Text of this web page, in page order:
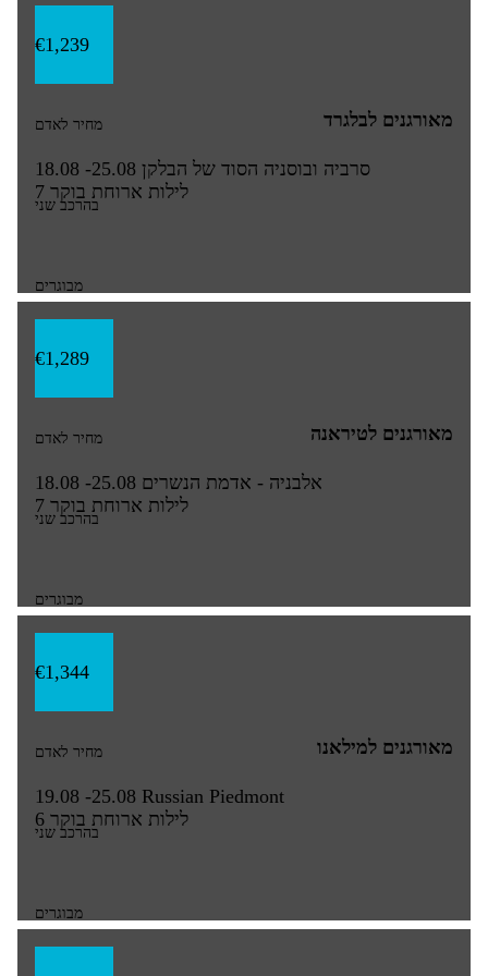
€1,239
מחיר לאדם
בהרכב שני
מבוגרים
מאורגנים לבלגרד
18.08 -25.08 סרביה ובוסניה הסוד של הבלקן
7 לילות ארוחת בוקר
€1,289
מחיר לאדם
בהרכב שני
מבוגרים
מאורגנים לטיראנה
18.08 -25.08 אלבניה - אדמת הנשרים
7 לילות ארוחת בוקר
€1,344
מחיר לאדם
בהרכב שני
מבוגרים
מאורגנים למילאנו
19.08 -25.08 Russian Piedmont
6 לילות ארוחת בוקר